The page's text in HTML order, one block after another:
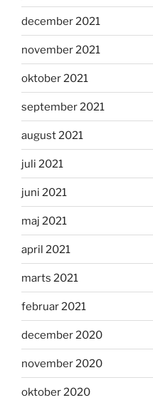
december 2021
november 2021
oktober 2021
september 2021
august 2021
juli 2021
juni 2021
maj 2021
april 2021
marts 2021
februar 2021
december 2020
november 2020
oktober 2020